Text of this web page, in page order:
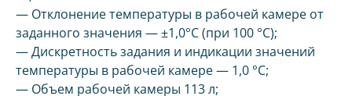
— Отклонение температуры в рабочей камере от
заданного значения — ±1,0°С (при 100 °С);
— Дискретность задания и индикации значений
температуры в рабочей камере — 1,0 °С;
— Объем рабочей камеры 113 л;